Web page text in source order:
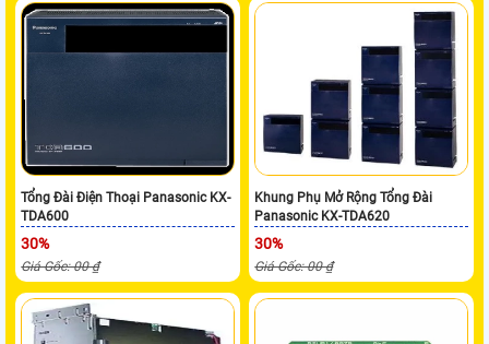
Tổng Đài Điện Thoại Panasonic KX-
TDA600
30%
Giá Gốc: 00 ₫
Khung Phụ Mở Rộng Tổng Đài
Panasonic KX-TDA620
30%
Giá Gốc: 00 ₫